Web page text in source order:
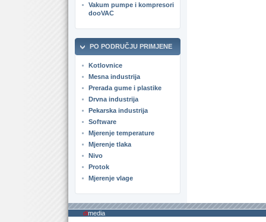
Vakum pumpe i kompresori
dooVAC
PO PODRUČJU PRIMJENE
Kotlovnice
Mesna industrija
Prerada gume i plastike
Drvna industrija
Pekarska industrija
Software
Mjerenje temperature
Mjerenje tlaka
Nivo
Protok
Mjerenje vlage
dimedia